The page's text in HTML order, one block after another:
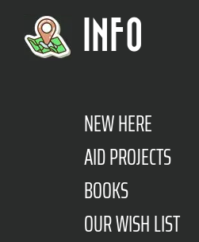
INFO
NEW HERE
AID PROJECTS
BOOKS
OUR WISH LIST